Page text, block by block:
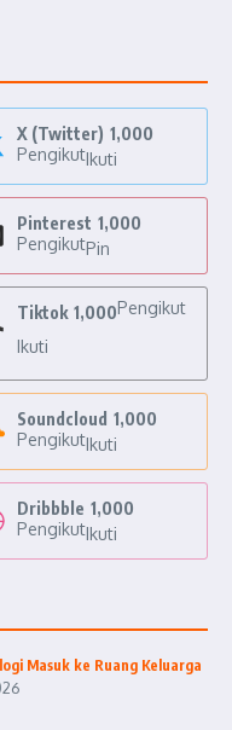
X (Twitter) 1,000
PengikutIkuti
Pinterest 1,000
PengikutPin
Tiktok 1,000Pengikut
Ikuti
Soundcloud 1,000
PengikutIkuti
Dribbble 1,000
PengikutIkuti
Masuk ke Ruang Keluarga